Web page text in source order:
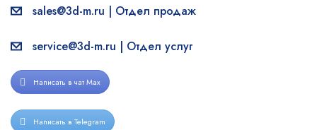
sales@3d-m.ru | Отдел продаж
service@3d-m.ru | Отдел услуг
Написать в чат Max
Написать в Telegram